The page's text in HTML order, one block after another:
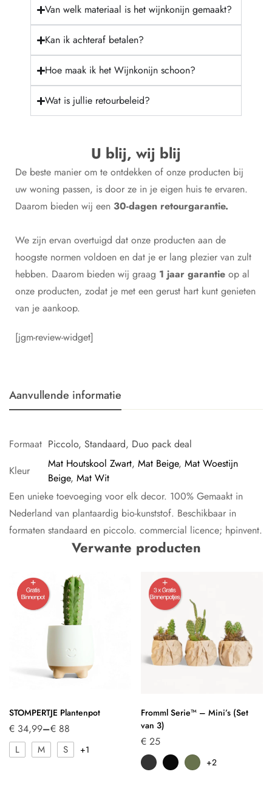
Van welk materiaal is het wijnkonijn gemaakt?
Kan ik achteraf betalen?
Hoe maak ik het Wijnkonijn schoon?
Wat is jullie retourbeleid?
U blij, wij blij
De beste manier om te ontdekken of onze producten bij
uw woning passen, is door ze in je eigen huis te ervaren.
Daarom bieden wij een 30-dagen retourgarantie.
We zijn ervan overtuigd dat onze producten aan de
hoogste normen voldoen en dat je er lang plezier van zult
hebben. Daarom bieden wij graag 1 jaar garantie op al
onze producten, zodat je met een gerust hart kunt genieten
van je aankoop.
[jgm-review-widget]
Aanvullende informatie
Formaat Piccolo, Standaard, Duo pack deal
Kleur
Mat Houtskool Zwart, Mat Beige, Mat Woestijn
Beige, Mat Wit
Een unieke toevoeging voor elk decor. 100% Gemaakt in
Nederland van plantaardig bio-kunststof. Beschikbaar in
formaten standaard en piccolo. commercial licence; hpinvent.
Verwante producten
STOMPERTJE Plantenpot
€ 34,99–€ 88
L M S +1
Fromml Serie™ – Mini’s (Set
van 3)
€ 25
+2